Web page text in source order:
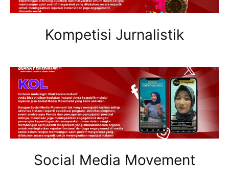
Kompetisi Jurnalistik
Social Media Movement